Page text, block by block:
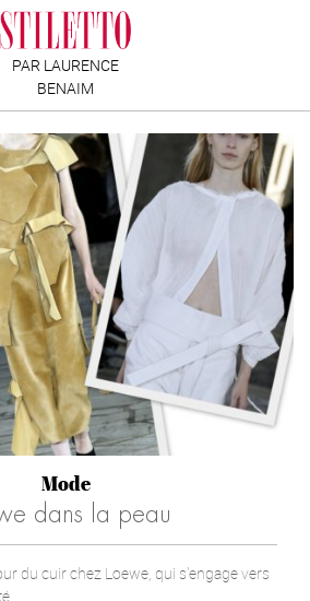
PAR LAURENCE
BENAIM
Mode
dans la peau
du cuir chez Loewe, qui s'engage vers